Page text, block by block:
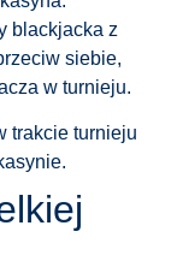
blackjacka z
siebie,
w turnieju.